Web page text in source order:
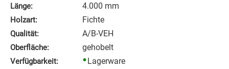
Länge: 4.000 mm
Holzart: Fichte
Qualität: A/B-VEH
Oberfläche: gehobelt
Verfügbarkeit: Lagerware